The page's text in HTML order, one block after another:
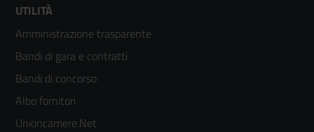
Footer
menù
colonna
2
UTILITÀ
Amministrazione trasparente
Bandi di gara e contratti
Bandi di concorso
Albo fornitori
Unioncamere.Net